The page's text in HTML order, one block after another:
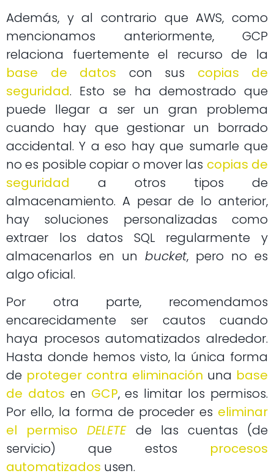
Además, y al contrario que AWS, como
mencionamos anteriormente, GCP
relaciona fuertemente el recurso de la
base de datos con sus copias de
seguridad. Esto se ha demostrado que
puede llegar a ser un gran problema
cuando hay que gestionar un borrado
accidental. Y a eso hay que sumarle que
no es posible copiar o mover las copias de
seguridad a otros tipos de
almacenamiento. A pesar de lo anterior,
hay soluciones personalizadas como
extraer los datos SQL regularmente y
almacenarlos en un bucket, pero no es
algo oficial.
Por otra parte, recomendamos
encarecidamente ser cautos cuando
haya procesos automatizados alrededor.
Hasta donde hemos visto, la única forma
de proteger contra eliminación una base
de datos en GCP, es limitar los permisos.
Por ello, la forma de proceder es eliminar
el permisoDELETEde las cuentas (de
servicio) que estos procesos
automatizados usen.